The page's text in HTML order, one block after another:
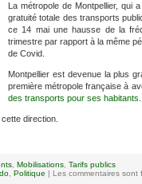
La métropole de Montpellier, qui
gratuité totale des transports
ce 14 mai une hausse de la
trimestre par rapport à la même
de Covid.
Montpellier est devenue la plus
première métropole française à
des transports pour ses habitants.
direction.
, Mobilisations, Tarifs publics
Politique | Les commentaires sont